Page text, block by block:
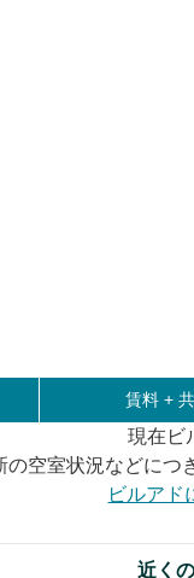
賃料 +共
現在ビ
の空室状況などにつ
ビルアド
近く